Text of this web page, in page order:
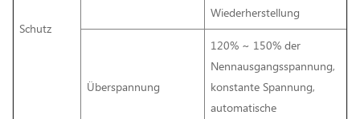
Schutz
Wiederherstellung
Überspannung
120% ~ 150% der
Nennausgangsspannung,
konstante Spannung,
automatische